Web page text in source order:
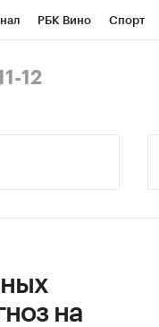
РБК Вино Спорт
12
на